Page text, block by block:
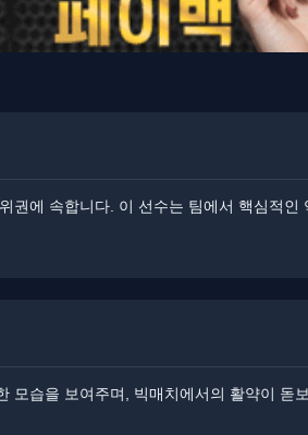
에 속합니다. 이 선수는 팀에서 핵심적
습을 보여주며, 빅매치에서의 활약이